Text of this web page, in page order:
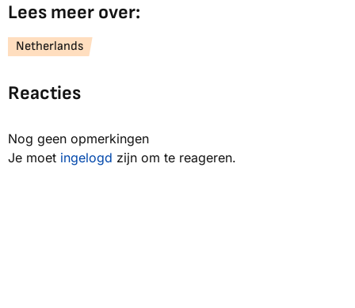
Lees meer over:
Netherlands
Reacties
Nog geen opmerkingen
Je moet ingelogd zijn om te reageren.